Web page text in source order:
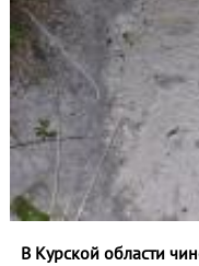
В Курской области